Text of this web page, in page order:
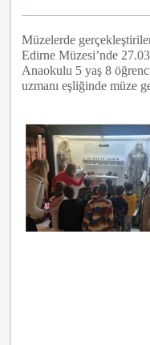
Müzelerde
Edirne Müzesi’nde
Anaokulu 5 yaş 8
uzmanı eşliğinde müze